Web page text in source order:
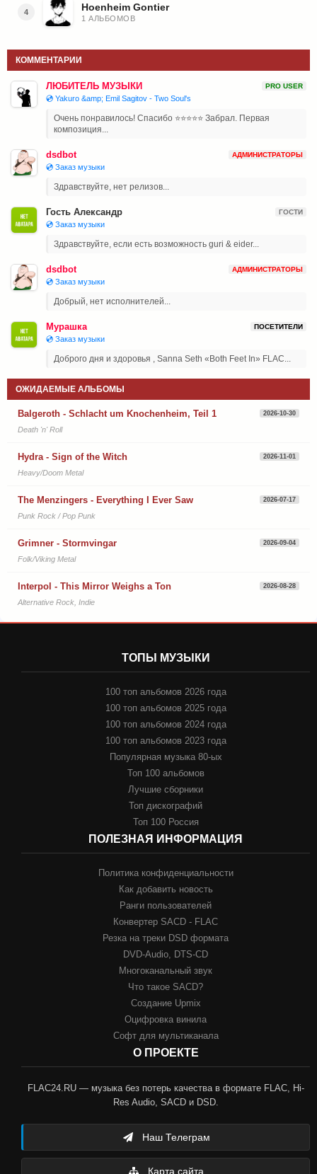
4 Hoenheim Gontier
1 АЛЬБОМОВ
КОММЕНТАРИИ
ЛЮБИТЕЛЬ МУЗЫКИ PRO USER
💿 Yakuro &amp; Emil Sagitov - Two Soul's
Очень понравилось! Спасибо ⭐⭐⭐⭐⭐ Забрал. Первая
композиция...
dsdbot АДМИНИСТРАТОРЫ
💿 Заказ музыки
Здравствуйте, нет релизов...
Гость Александр ГОСТИ
💿 Заказ музыки
Здравствуйте, если есть возможность guri & eider...
dsdbot АДМИНИСТРАТОРЫ
💿 Заказ музыки
Добрый, нет исполнителей...
Мурашка ПОСЕТИТЕЛИ
💿 Заказ музыки
Доброго дня и здоровья , Sanna Seth «Both Feet In» FLAC...
ОЖИДАЕМЫЕ АЛЬБОМЫ
Balgeroth - Schlacht um Knochenheim, Teil 1 2026-10-30
Death 'n' Roll
Hydra - Sign of the Witch 2026-11-01
Heavy/Doom Metal
The Menzingers - Everything I Ever Saw 2026-07-17
Punk Rock / Pop Punk
Grimner - Stormvingar 2026-09-04
Folk/Viking Metal
Interpol - This Mirror Weighs a Ton 2026-08-28
Alternative Rock, Indie
ТОПЫ МУЗЫКИ
100 топ альбомов 2026 года
100 топ альбомов 2025 года
100 топ альбомов 2024 года
100 топ альбомов 2023 года
Популярная музыка 80-ых
Топ 100 альбомов
Лучшие сборники
Топ дискографий
Топ 100 Россия
ПОЛЕЗНАЯ ИНФОРМАЦИЯ
Политика конфиденциальности
Как добавить новость
Ранги пользователей
Конвертер SACD - FLAC
Резка на треки DSD формата
DVD-Audio, DTS-CD
Многоканальный звук
Что такое SACD?
Создание Upmix
Оцифровка винила
Софт для мультиканала
О ПРОЕКТЕ
FLAC24.RU — музыка без потерь качества в формате FLAC, Hi-
Res Audio, SACD и DSD.
Наш Телеграм
Карта сайта